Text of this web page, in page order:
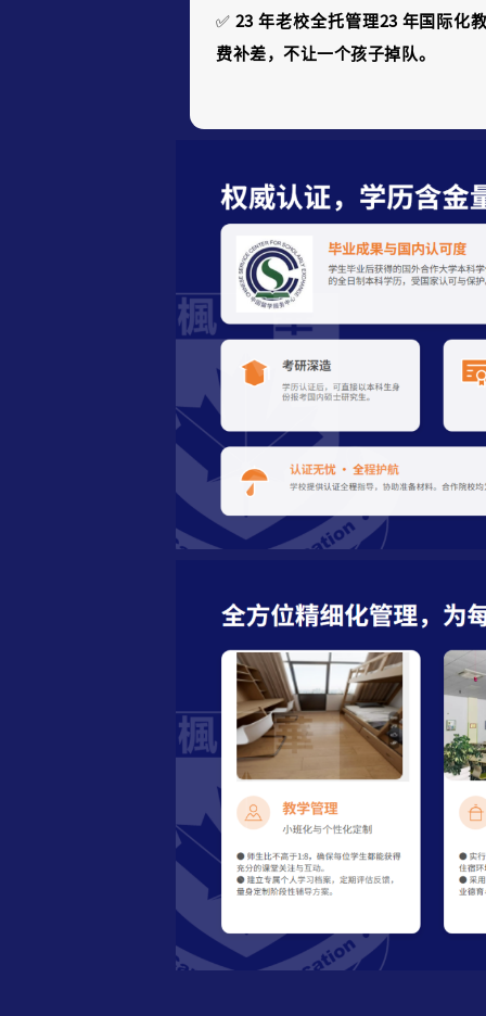
✅ 23 年老校全托管理23 年国际化
费补差，不让一个孩子掉队。